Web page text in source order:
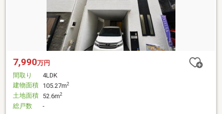
7,990万円
間取り
4LDK
建物面積 105.27m2
土地面積 52.6m2
総戸数
-